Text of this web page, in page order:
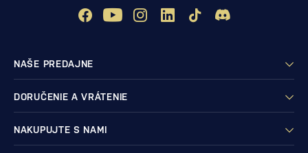
NAŠE PREDAJNE
DORUČENIE A VRÁTENIE
NAKUPUJTE S NAMI